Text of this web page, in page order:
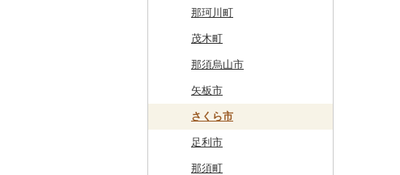
厚岸町
南富良野町
上富良野町
和寒町
紋別市
乙部町
根室市
田子町
新郷村
横浜町
野辺地町
佐井村
六戸町
五所川原市
岩泉町
田野畑村
盛岡市
遠野市
奥州市
雫石町
岩手県（県庁）
富谷市
岩沼市
七ヶ宿町
大崎市
塩竈市
石巻市
多賀城市
にかほ市
羽後町
秋田県（県庁）
秋田市
男鹿市
美郷町
東成瀬村
大石田町
川西町
鶴岡市
山形県（県庁）
金山町
東根市
飯豊町
二本松市
猪苗代町
川俣町
郡山市
西会津町
玉川村
いわき市
神栖市
常総市
東海村
美浦村
大洗町
河内町
ひたちなか市
那珂川町
茂木町
那須烏山市
矢板市
さくら市
足利市
那須町